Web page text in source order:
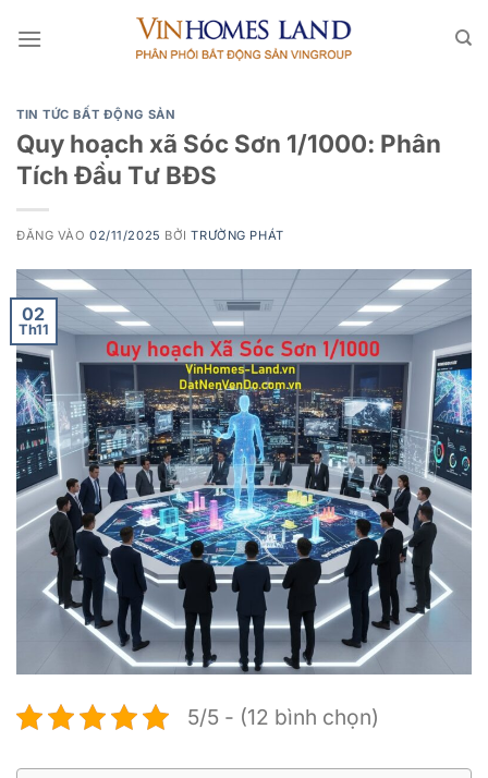
qua
TIN TỨC BẤT ĐỘNG SẢN
Quy hoạch xã Sóc Sơn 1/1000: Phân
Tích Đầu Tư BĐS
ĐĂNG VÀO02/11/2025 BỞITRƯỜNG PHÁT
02
Th11
5/5 - (12 bình chọn)